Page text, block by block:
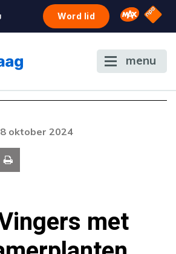
Word lid Omroep
NPO
menu
oktober 2024
met